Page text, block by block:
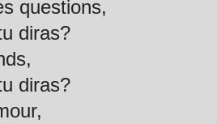
questions,
diras?
diras?